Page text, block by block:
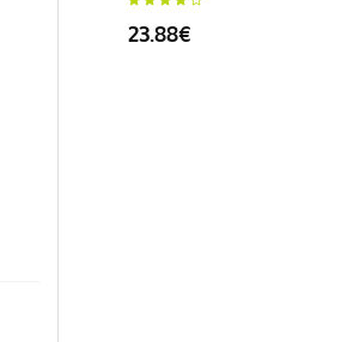
23.88€